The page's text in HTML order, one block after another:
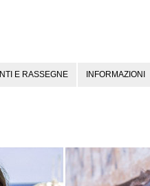
E RASSEGNE INFORMAZIONI